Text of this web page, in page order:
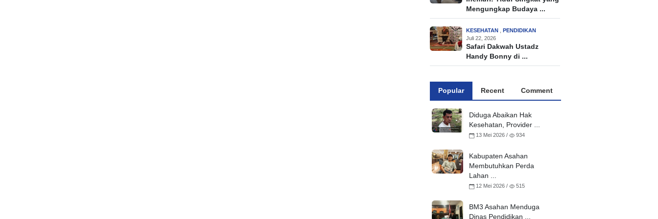
Mengungkap Budaya ...
KESEHATAN , PENDIDIKAN
Juli 22, 2026
Safari Dakwah Ustadz
Handy Bonny di ...
Popular Recent Comment
Diduga Abaikan Hak
Kesehatan, Provider ...
13 Mei 2026 / 934
Kabupaten Asahan
Membutuhkan Perda
Lahan ...
12 Mei 2026 / 515
BM3 Asahan Menduga
Dinas Pendidikan ...